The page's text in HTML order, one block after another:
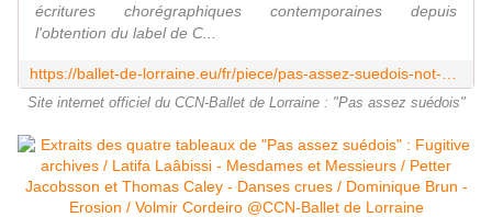
écritures chorégraphiques contemporaines depuis
l'obtention du label de C...
Site internet officiel du CCN-Ballet de Lorraine : "Pas assez suédois"